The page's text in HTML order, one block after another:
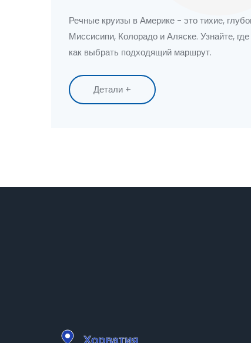
Речные круизы в Америке - это тихие,
Миссисипи, Колорадо и Аляске. Узнайте,
как выбрать подходящий маршрут.
Детали +